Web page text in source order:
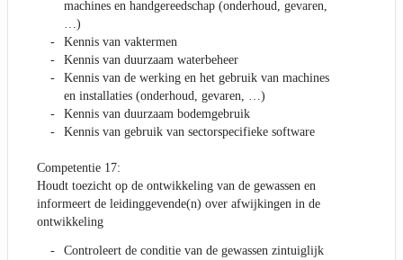
machines en handgereedschap (onderhoud, gevaren,
…)
Kennis van vaktermen
Kennis van duurzaam waterbeheer
Kennis van de werking en het gebruik van machines
en installaties (onderhoud, gevaren, …)
Kennis van duurzaam bodemgebruik
Kennis van gebruik van sectorspecifieke software
Competentie 17:
Houdt toezicht op de ontwikkeling van de gewassen en
informeert de leidinggevende(n) over afwijkingen in de
ontwikkeling
Controleert de conditie van de gewassen zintuiglijk